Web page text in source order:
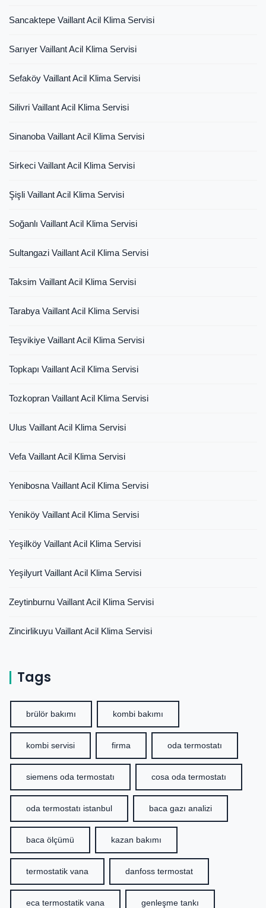
Sancaktepe Vaillant Acil Klima Servisi
Sarıyer Vaillant Acil Klima Servisi
Sefaköy Vaillant Acil Klima Servisi
Silivri Vaillant Acil Klima Servisi
Sinanoba Vaillant Acil Klima Servisi
Sirkeci Vaillant Acil Klima Servisi
Şişli Vaillant Acil Klima Servisi
Soğanlı Vaillant Acil Klima Servisi
Sultangazi Vaillant Acil Klima Servisi
Taksim Vaillant Acil Klima Servisi
Tarabya Vaillant Acil Klima Servisi
Teşvikiye Vaillant Acil Klima Servisi
Topkapı Vaillant Acil Klima Servisi
Tozkopran Vaillant Acil Klima Servisi
Ulus Vaillant Acil Klima Servisi
Vefa Vaillant Acil Klima Servisi
Yenibosna Vaillant Acil Klima Servisi
Yeniköy Vaillant Acil Klima Servisi
Yeşilköy Vaillant Acil Klima Servisi
Yeşilyurt Vaillant Acil Klima Servisi
Zeytinburnu Vaillant Acil Klima Servisi
Zincirlikuyu Vaillant Acil Klima Servisi
Tags
brülör bakımı kombi bakımı
kombi servisi firma oda termostatı
siemens oda termostatı cosa oda termostatı
oda termostatı istanbul baca gazı analizi
baca ölçümü kazan bakımı
termostatik vana danfoss termostat
eca termostatik vana genleşme tankı